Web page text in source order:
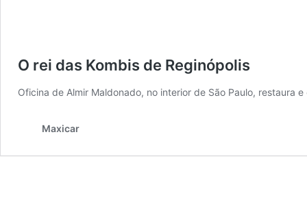
O rei das Kombis de Reginópolis
Oficina de Almir Maldonado, no interior de São Paulo, restaura
Maxicar